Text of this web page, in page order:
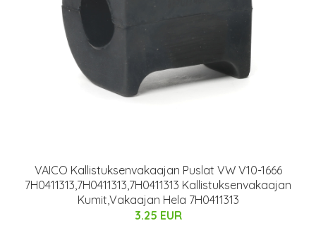
VAICO Kallistuksenvakaajan Puslat VW V10-1666
7H0411313,7H0411313,7H0411313 Kallistuksenvakaajan
Kumit,Vakaajan Hela 7H0411313
3.25 EUR